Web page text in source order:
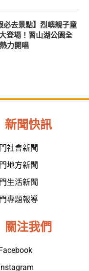
必去景點】烈嶼親子童
登場！習山湖公園全
力開唱
新聞快訊
社會新聞
地方新聞
生活新聞
專題報導
關注我們